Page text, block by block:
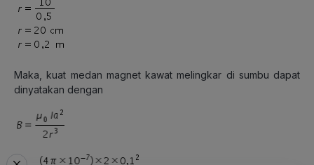
Maka, kuat medan magnet kawat melingkar di sumbu dapat
dinyatakan dengan